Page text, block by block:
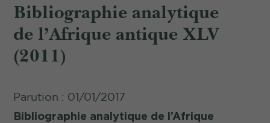
Bibliographie analytique
de l’Afrique antique XLV
(2011)
Parution : 01/01/2017
Bibliographie analytique de l’Afrique